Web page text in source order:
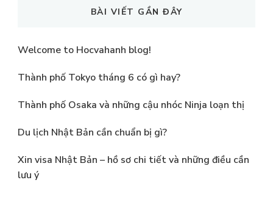
BÀI VIẾT GẦN ĐÂY
Welcome to Hocvahanh blog!
Thành phố Tokyo tháng 6 có gì hay?
Thành phố Osaka và những cậu nhóc Ninja loạn thị
Du lịch Nhật Bản cần chuẩn bị gì?
Xin visa Nhật Bản – hồ sơ chi tiết và những điều cần
lưu ý